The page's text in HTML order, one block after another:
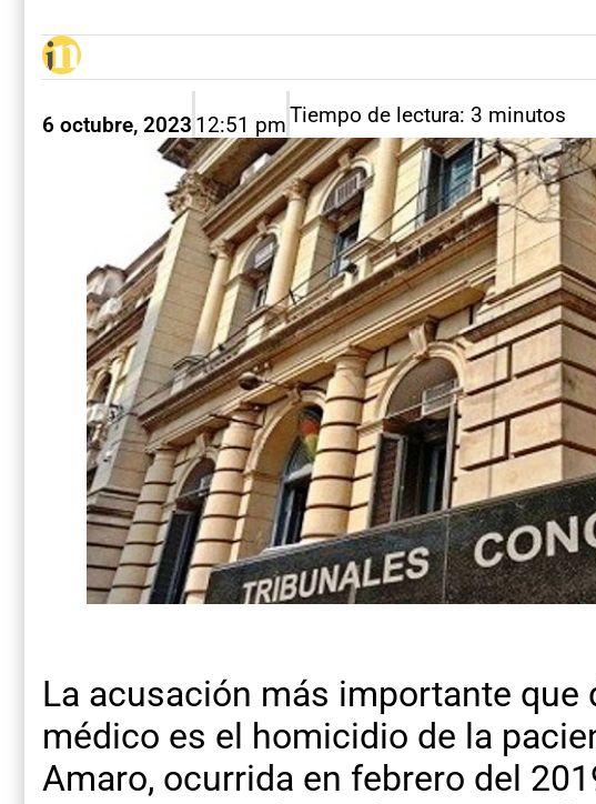
6 octubre, 2023 12:51 pmTiempo de lectura: 3 minutos
La acusación más importante que
médico es el homicidio de la
Amaro, ocurrida en febrero del